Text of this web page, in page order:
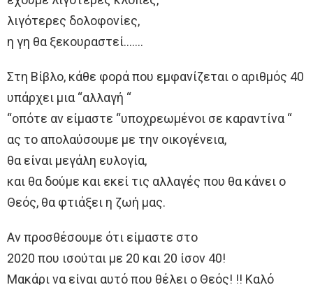
λιγότερες δολοφονίες,
η γη θα ξεκουραστεί…….
Στη Βίβλο, κάθε φορά που εμφανίζεται ο αριθμός 40
υπάρχει μια “αλλαγή “
“οπότε αν είμαστε “υποχρεωμένοι σε καραντίνα “
ας το απολαύσουμε με την οικογένεια,
θα είναι μεγάλη ευλογία,
και θα δούμε και εκεί τις αλλαγές που θα κάνει ο
Θεός, θα φτιάξει η ζωή μας.
Αν προσθέσουμε ότι είμαστε στο
2020 που ισούται με 20 και 20 ίσον 40!
Μακάρι να είναι αυτό που θέλει ο Θεός! !! Καλό